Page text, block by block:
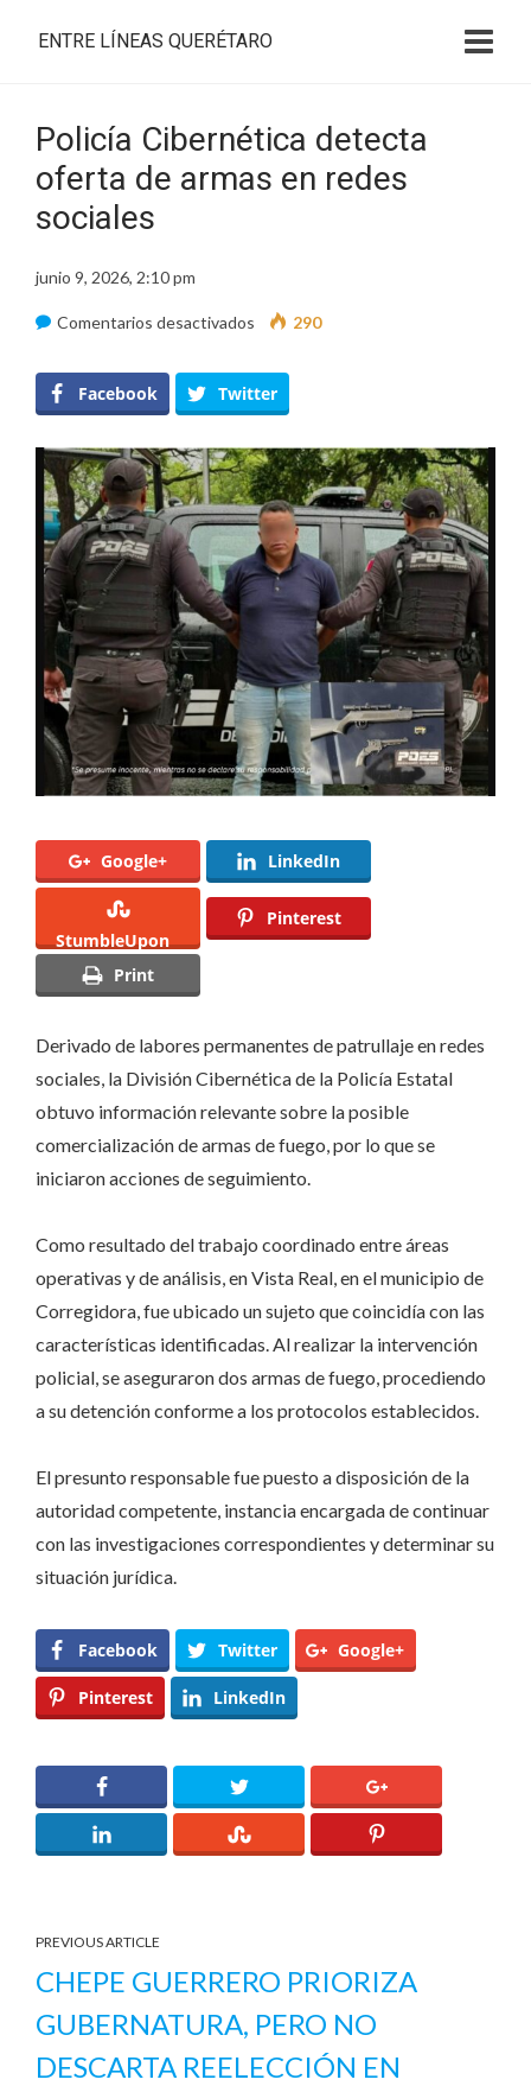
ENTRE LÍNEAS QUERÉTARO
Policía Cibernética detecta
oferta de armas en redes
sociales
junio 9, 2026, 2:10 pm
Comentarios desactivados en
Cibernética
detecta
oferta
de
armas
en
redes
sociales
290
Facebook Twitter
Google+ LinkedIn
StumbleUpon
Pinterest
Print
Derivado de labores permanentes de patrullaje en redes
sociales, la División Cibernética de la Policía Estatal
obtuvo información relevante sobre la posible
comercialización de armas de fuego, por lo que se
iniciaron acciones de seguimiento.
Como resultado del trabajo coordinado entre áreas
operativas y de análisis, en Vista Real, en el municipio de
Corregidora, fue ubicado un sujeto que coincidía con las
características identificadas. Al realizar la intervención
policial, se aseguraron dos armas de fuego, procediendo
a su detención conforme a los protocolos establecidos.
El presunto responsable fue puesto a disposición de la
autoridad competente, instancia encargada de continuar
con las investigaciones correspondientes y determinar su
situación jurídica.
Facebook Twitter Google+
Pinterest LinkedIn
PREVIOUS ARTICLE
CHEPE GUERRERO PRIORIZA
GUBERNATURA, PERO NO
DESCARTA REELECCIÓN EN